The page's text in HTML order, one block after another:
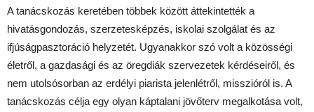
A tanácskozás keretében többek között áttekintették a
hivatásgondozás, szerzetesképzés, iskolai szolgálat és az
ifjúságpasztoráció helyzetét. Ugyanakkor szó volt a közösségi
életről, a gazdasági és az öregdiák szervezetek kérdéseiről, és
nem utolsósorban az erdélyi piarista jelenlétről, misszióról is. A
tanácskozás célja egy olyan káptalani jövőterv megalkotása volt,